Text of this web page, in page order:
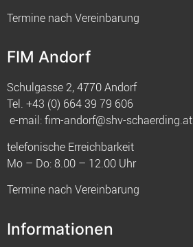
Termine nach Vereinbarung
FIM Andorf
Schulgasse 2, 4770 Andorf
Tel. +43 (0) 664 39 79 606
e-mail:fim-andorf@shv-schaerding.at
telefonische Erreichbarkeit
Mo – Do: 8.00 – 12.00 Uhr
Termine nach Vereinbarung
Informationen